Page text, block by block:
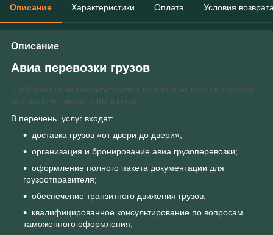
Описание Характеристики Оплата Условия
Описание
Авиа перевозки грузов
MultiModal Logistics оказывает услуги по перевозке грузов в Казахстан
из стран СНГ, Европы, США и Китая.
В перечень услуг входят:
доставка грузов «от двери до двери»;
организация и бронирование авиа грузоперевозки;
оформление полного пакета документации для
грузоотправителя;
обеспечение транзитного движения грузов;
квалифицированное консультирование по вопросам
таможенного оформления;